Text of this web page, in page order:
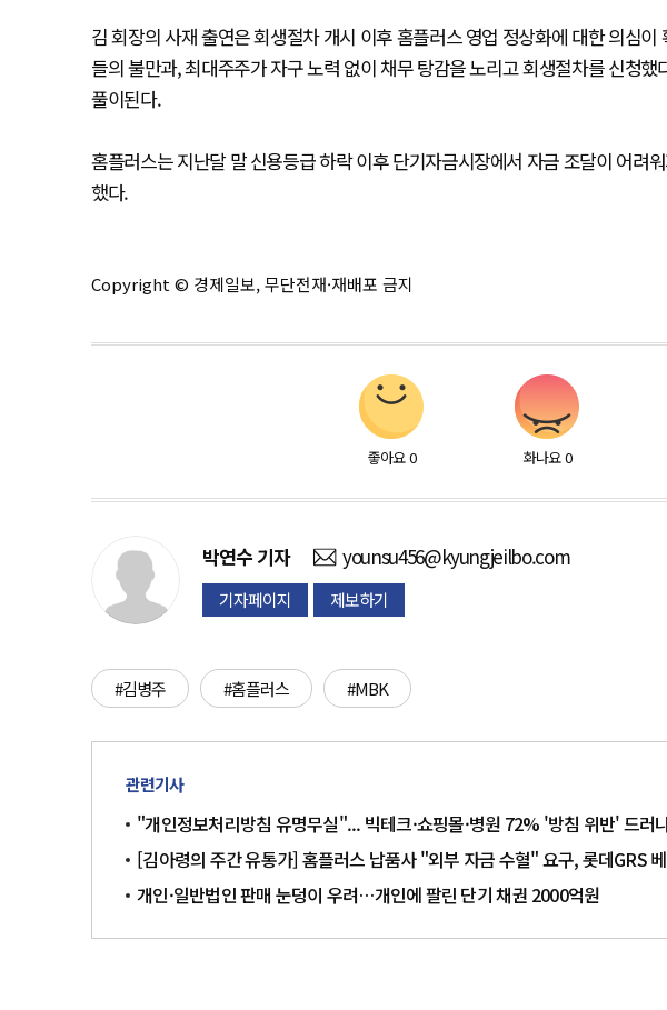
김 회장의 사재 출연은 회생절차 개시 이후 홈플러스 영업 정상화에 대한 의심
들의 불만과, 최대주주가 자구 노력 없이 채무 탕감을 노리고 회생절차를 신청
풀이된다.
홈플러스는 지난달 말 신용등급 하락 이후 단기자금시장에서 자금 조달이 어려
했다.
Copyright © 경제일보, 무단전재·재배포 금지
좋아요 0 화나요 0
박연수 기자 younsu456@kyungjeilbo.com
기자페이지 제보하기
#김병주 #홈플러스 #MBK
관련기사
"개인정보처리방침 유명무실"... 빅테크·쇼핑몰·병원 72% '방침 위반' 드러
[김아령의 주간 유통가] 홈플러스 납품사 "외부 자금 수혈" 요구, 롯데GRS
개인·일반법인 판매 눈덩이 우려…개인에 팔린 단기 채권 2000억원